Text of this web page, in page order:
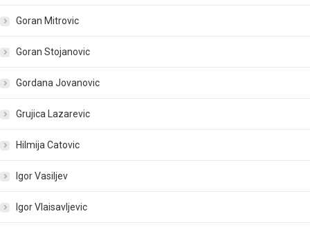
Goran Mitrovic
Goran Stojanovic
Gordana Jovanovic
Grujica Lazarevic
Hilmija Catovic
Igor Vasiljev
Igor Vlaisavljevic